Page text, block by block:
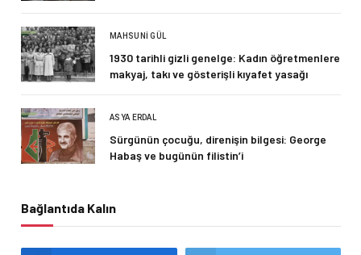
MAHSUNI GÜL
1930 tarihli gizli genelge: Kadın öğretmenlere
makyaj, takı ve gösterişli kıyafet yasağı
ASYA ERDAL
Sürgünün çocuğu, direnişin bilgesi: George
Habaş ve bugünün filistin’i
Bağlantıda Kalın